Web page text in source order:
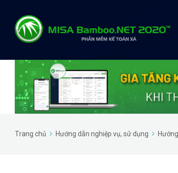
Trang chủ Hướng dẫn nghiệp vụ, sử dụng